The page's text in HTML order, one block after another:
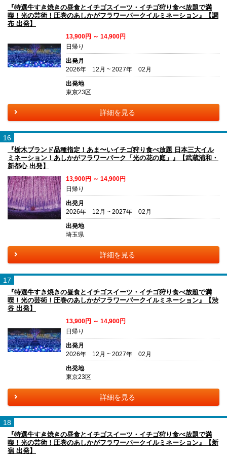
『特選牛すき焼きの昼食とイチゴスイーツ・イチゴ狩り食べ放題で満
喫！光の芸術！圧巻のあしかがフラワーパークイルミネーション』【調
布 出発】
13,900円 ～ 14,900円
日帰り
出発月
2026年 12月 ~ 2027年 02月
出発地
東京23区
詳細を見る
16
『栃木ブランド品種指定！あま〜いイチゴ狩り食べ放題 日本三大イル
ミネーション！あしかがフラワーパーク「光の花の庭」』【武蔵浦和・
新都心 出発】
13,900円 ～ 14,900円
日帰り
出発月
2026年 12月 ~ 2027年 02月
出発地
埼玉県
詳細を見る
17
『特選牛すき焼きの昼食とイチゴスイーツ・イチゴ狩り食べ放題で満
喫！光の芸術！圧巻のあしかがフラワーパークイルミネーション』【渋
谷 出発】
13,900円 ～ 14,900円
日帰り
出発月
2026年 12月 ~ 2027年 02月
出発地
東京23区
詳細を見る
18
『特選牛すき焼きの昼食とイチゴスイーツ・イチゴ狩り食べ放題で満
喫！光の芸術！圧巻のあしかがフラワーパークイルミネーション』【新
宿 出発】